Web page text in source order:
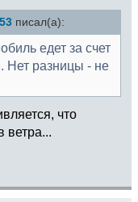
писал(а):
едет за счет
Нет разницы - не
что
ветра...